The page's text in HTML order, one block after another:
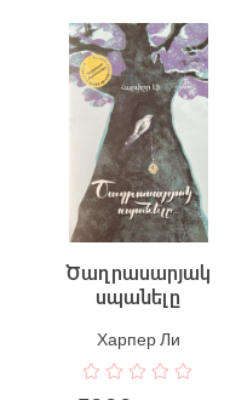
Ծաղրասարյակ
սպանելը
Харпер Ли